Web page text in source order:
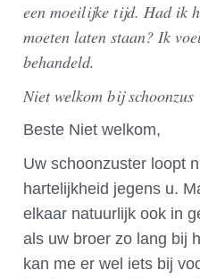
een moeilijke tijd. Had ik
moeten laten staan? Ik
behandeld.
Niet welkom bij schoonzus
Beste Niet welkom,
Uw schoonzuster loopt
hartelijkheid jegens u.
elkaar natuurlijk ook in
als uw broer zo lang bij
kan me er wel iets bij